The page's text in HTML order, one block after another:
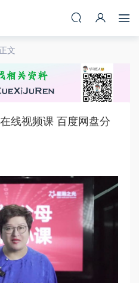
正文
线视频课 百度网盘分